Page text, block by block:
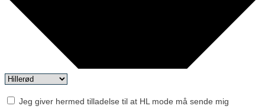
Jeg giver hermed tilladelse til at HL mode må sende mig